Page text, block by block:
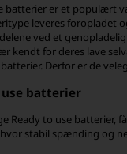
batterier er et populært
leveres foropladet
ved et
kendt for deres lave
Derfor er de
use batterier
Ready to use batterier,
stabil spænding og